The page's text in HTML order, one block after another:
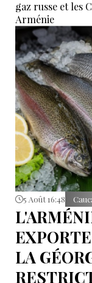
gaz russe et les
Arménie
5 Août 16:48
LA